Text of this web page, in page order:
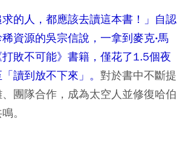
求的人，都應該去讀這本書！」自認
資源的吳宗信說，一拿到麥克‧馬
打敗不可能》 書籍，僅花了1.5個夜
讀到放不下來」。 對於書中不斷提
團隊合作，成為太空人並修復哈伯
。